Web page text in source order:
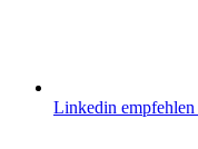
Linkedin empfehlen